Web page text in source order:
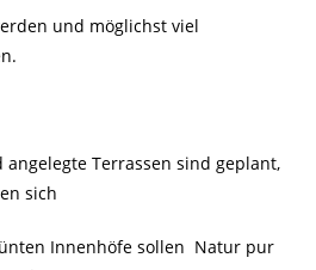
und möglichst viel
Terrassen sind geplant,
sich
Innenhöfe sollen Natur pur